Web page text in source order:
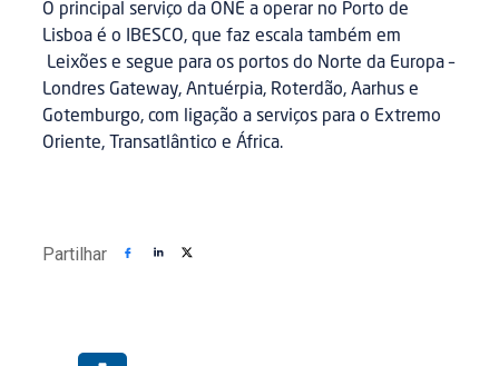
O principal serviço da ONE a operar no Porto de
Lisboa é o IBESCO, que faz escala também em
Leixões e segue para os portos do Norte da Europa –
Londres Gateway, Antuérpia, Roterdão, Aarhus e
Gotemburgo, com ligação a serviços para o Extremo
Oriente, Transatlântico e África.
Partilhar